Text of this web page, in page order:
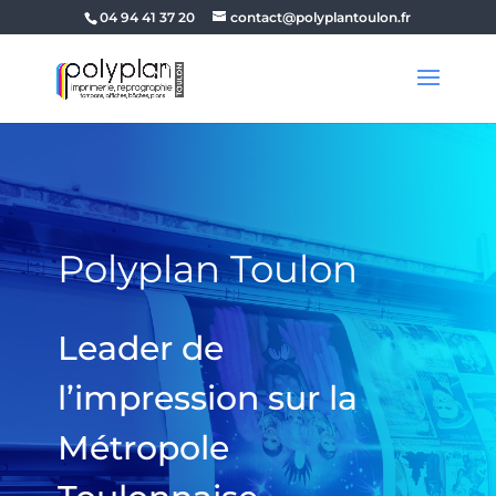
04 94 41 37 20 contact@polyplantoulon.fr
Polyplan Toulon
Leader de
l’impression sur la
Métropole